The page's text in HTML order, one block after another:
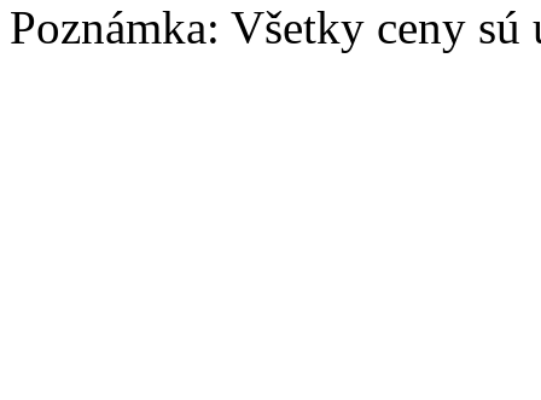
Poznámka: Všetky ceny sú